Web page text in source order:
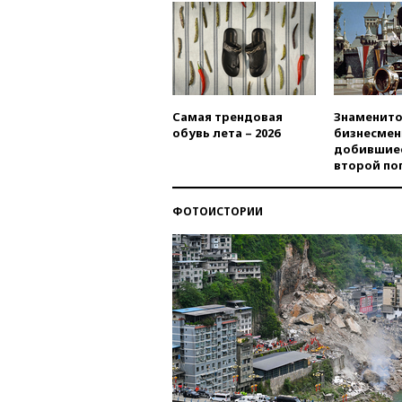
Самая трендовая
обувь лета – 2026
второй
ФОТОИСТОРИИ